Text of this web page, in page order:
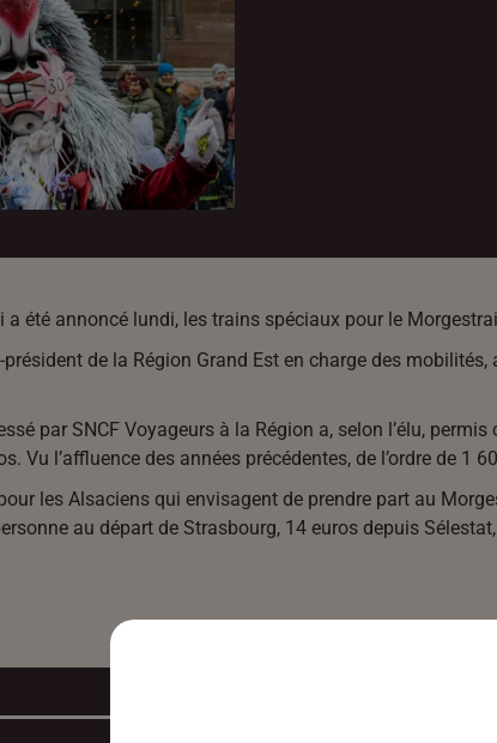
a été annoncé lundi, les trains spéciaux pour le
de la Région Grand Est en charge des
par SNCF Voyageurs à la Région a, selon l’élu,
Vu l’affluence des années précédentes, de l’ordre de 1
les Alsaciens qui envisagent de prendre part au
au départ de Strasbourg, 14 euros depuis